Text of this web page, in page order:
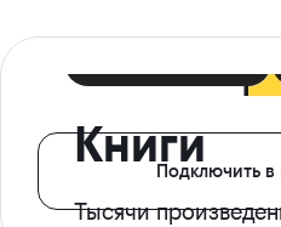
Книги
Тысячи
Подключить